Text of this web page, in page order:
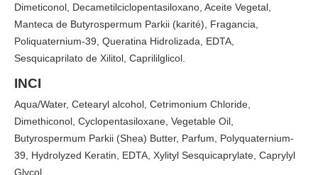
Dimeticonol, Decametilciclopentasiloxano, Aceite Vegetal,
Manteca de Butyrospermum Parkii (karité), Fragancia,
Poliquaternium-39, Queratina Hidrolizada, EDTA,
Sesquicaprilato de Xilitol, Caprililglicol.
INCI
Aqua/Water, Cetearyl alcohol, Cetrimonium Chloride,
Dimethiconol, Cyclopentasiloxane, Vegetable Oil,
Butyrospermum Parkii (Shea) Butter, Parfum, Polyquaternium-
39, Hydrolyzed Keratin, EDTA, Xylityl Sesquicaprylate, Caprylyl
Glycol.